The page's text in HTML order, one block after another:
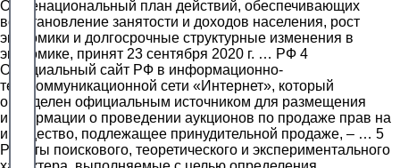
Общенациональный план действий, обеспечивающих
восстановление занятости и доходов населения, рост
экономики и долгосрочные структурные изменения в
экономике, принят 23 сентября 2020 г. … РФ 4
Официальный сайт РФ в информационно-
телекоммуникационной сети «Интернет», который
определен официальным источником для размещения
информации о проведении аукционов по продаже прав на
имущество, подлежащее принудительной продаже, – … 5
Работы поискового, теоретического и экспериментального